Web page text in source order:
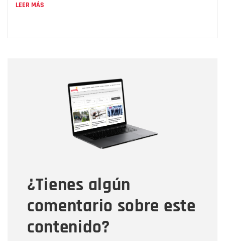
LEER MÁS
¿Tienes algún
comentario sobre este
contenido?
Correo electrónico
Tipo de comentario
Mensaje